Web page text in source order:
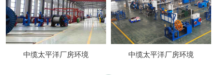
中缆太平洋厂房环境 中缆太平洋厂房环境